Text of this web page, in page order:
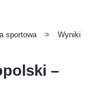
sportowa >
Wyniki
–